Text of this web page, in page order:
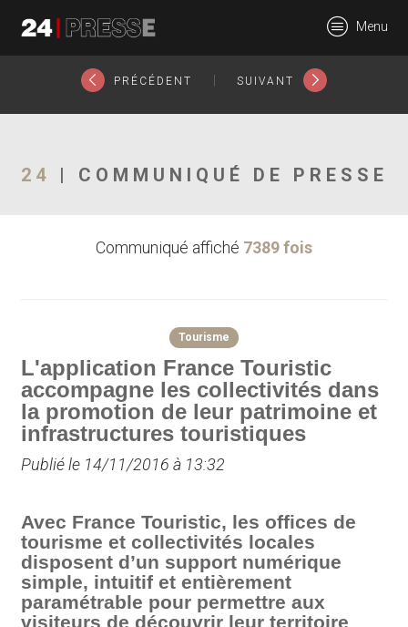
24Presse -
Communiqués de
Menu
PRÉCÉDENT SUIVANT
24 | COMMUNIQUÉ DE PRESSE
Communiqué affiché 7389 fois
Tourisme
L'application France Touristic
accompagne les collectivités dans
la promotion de leur patrimoine et
infrastructures touristiques
Publié le 14/11/2016 à 13:32
Avec France Touristic, les offices de
tourisme et collectivités locales
disposent d’un support numérique
simple, intuitif et entièrement
paramétrable pour permettre aux
visiteurs de découvrir leur territoire